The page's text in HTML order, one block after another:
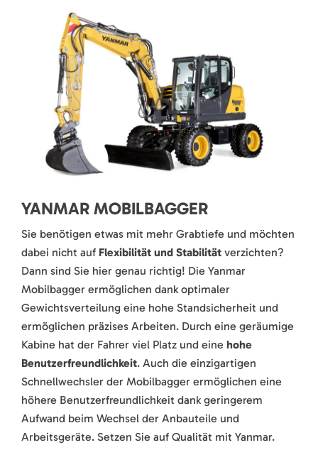
YANMAR MOBILBAGGER
Sie benötigen etwas mit mehr Grabtiefe und möchten
dabei nicht auf Flexibilität und Stabilität verzichten?
Dann sind Sie hier genau richtig! Die Yanmar
Mobilbagger ermöglichen dank optimaler
Gewichtsverteilung eine hohe Standsicherheit und
ermöglichen präzises Arbeiten. Durch eine geräumige
Kabine hat der Fahrer viel Platz und eine hohe
Benutzerfreundlichkeit. Auch die einzigartigen
Schnellwechsler der Mobilbagger ermöglichen eine
höhere Benutzerfreundlichkeit dank geringerem
Aufwand beim Wechsel der Anbauteile und
Arbeitsgeräte. Setzen Sie auf Qualität mit Yanmar.